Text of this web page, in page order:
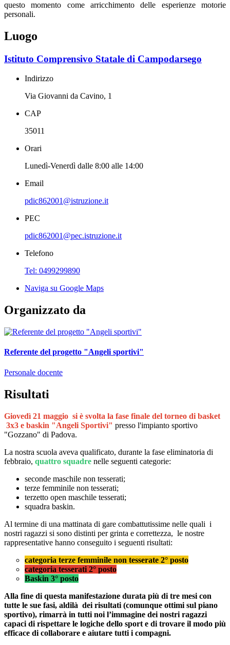
questo momento come arricchimento delle esperienze motorie
personali.
Luogo
Istituto Comprensivo Statale di Campodarsego
Indirizzo
Via Giovanni da Cavino, 1
CAP
35011
Orari
Lunedì-Venerdì dalle 8:00 alle 14:00
Email
pdic862001@istruzione.it
PEC
pdic862001@pec.istruzione.it
Telefono
Tel: 0499299890
Naviga su Google Maps
Organizzato da
Referente del progetto "Angeli sportivi"
Personale docente
Risultati
Giovedì 21 maggio si è svolta la fase finale del torneo di basket
3x3 e baskin "Angeli Sportivi" presso l'impianto sportivo
"Gozzano" di Padova.
La nostra scuola aveva qualificato, durante la fase eliminatoria di
febbraio, quattro squadre nelle seguenti categorie:
seconde maschile non tesserati;
terze femminile non tesserati;
terzetto open maschile tesserati;
squadra baskin.
Al termine di una mattinata di gare combattutissime nelle quali i
nostri ragazzi si sono distinti per grinta e correttezza, le nostre
rappresentative hanno conseguito i seguenti risultati:
categoria terze femminile non tesserate 2° posto
categoria tesserati 2° posto
Baskin 3° posto
Alla fine di questa manifestazione durata più di tre mesi con
tutte le sue fasi, aldilà dei risultati (comunque ottimi sul piano
sportivo), rimarrà in tutti noi l’immagine dei nostri ragazzi
capaci di rispettare le logiche dello sport e di trovare il modo più
efficace di collaborare e aiutare tutti i compagni.